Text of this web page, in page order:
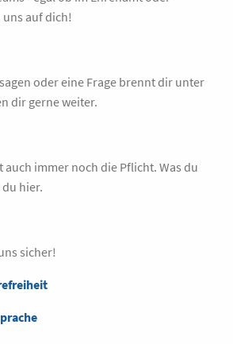
auf dich!
oder eine Frage brennt dir unter
dir gerne weiter.
auch immer noch die Pflicht. Was du
hier.
sicher!